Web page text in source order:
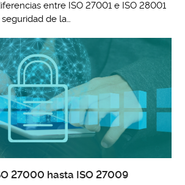
entre ISO 27001 e ISO 28001
de la…
27000 hasta ISO 27009